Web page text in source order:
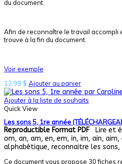
du document.
Afin de reconnaître le travail accompli
trouve à la fin du document.
Voir exemple
12,99 $ Ajouter au panier
Ajouter à la liste de souhaits
Quick View
Les sons 5, 1re année
Reproductible Format PDF Lire et
om, an, am, en, em, in, im, ain,
alphabétique, reconnaitre les sons,
Ce document vous propose 30 fiches